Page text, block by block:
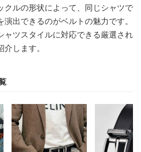
クルの形状によって、同じシャツで
出できるのがベルトの魅力です。
ャツスタイルに対応できる厳選され
します。